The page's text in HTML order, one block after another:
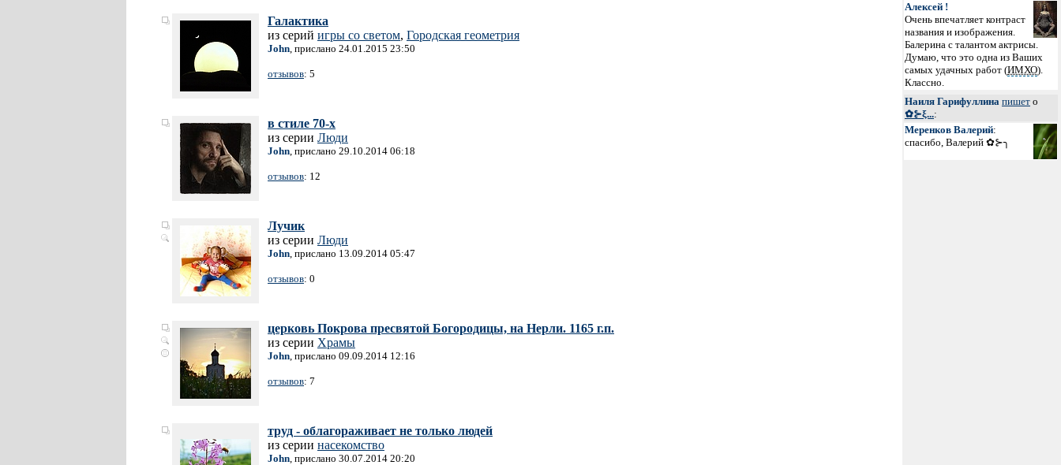
Галактика
из серий игры со светом, Городская геометрия
John, прислано 24.01.2015 23:50
отзывов: 5
в стиле 70-х
из серии Люди
John, прислано 29.10.2014 06:18
отзывов: 12
Лучик
из серии Люди
John, прислано 13.09.2014 05:47
отзывов: 0
церковь Покрова пресвятой Богородицы, на Нерли. 1165 г.п.
из серии Храмы
John, прислано 09.09.2014 12:16
отзывов: 7
труд - облагораживает не только людей
из серии насекомство
John, прислано 30.07.2014 20:20
Алексей !
Очень впечатляет контраст
названия и изображения.
Балерина с талантом актрисы.
Думаю, что это одна из Ваших
самых удачных работ (ИМХО).
Классно.
Наиля Гарифуллина пишет о
✿⊱ξ...:
Меренков Валерий:
спасибо, Валерий ✿⊱╮